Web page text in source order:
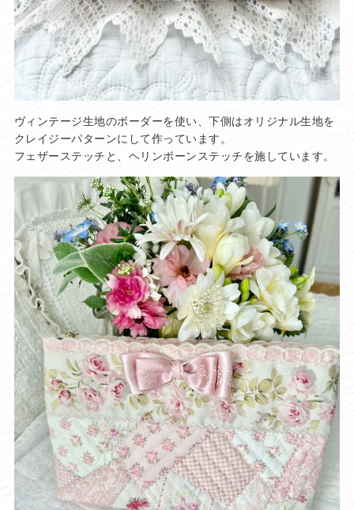
ヴィンテージ生地のボーダーを使い、下側はオリジナル生地を
クレイジーパターンにして作っています。
フェザーステッチと、ヘリンボーンステッチを施しています。